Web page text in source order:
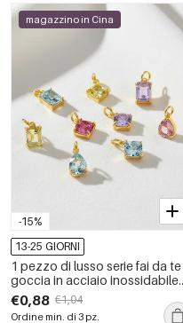
-15%
magazzino in Cina
13-25 GIORNI
1 pezzo di lusso serie fai da te
goccia in acciaio inossidabile
impermeabile color oro ciondoli
da donna
€0,88 €1,04
Ordine min. di 3 pz.